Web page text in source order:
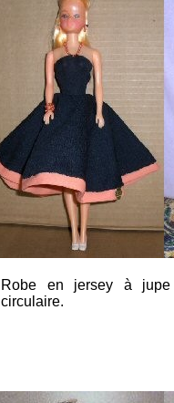
Robe en jersey à jupe
circulaire.